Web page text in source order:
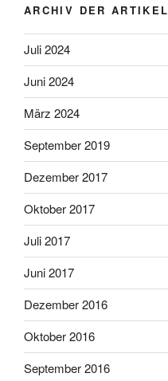
ARCHIV DER ARTIKEL
Juli 2024
Juni 2024
März 2024
September 2019
Dezember 2017
Oktober 2017
Juli 2017
Juni 2017
Dezember 2016
Oktober 2016
September 2016